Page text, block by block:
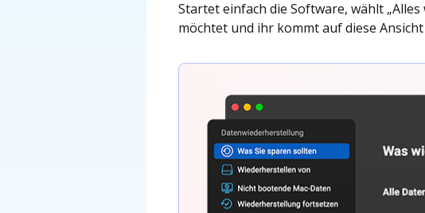
Startet einfach die Software, wählt
möchtet und ihr kommt auf diese Ansicht